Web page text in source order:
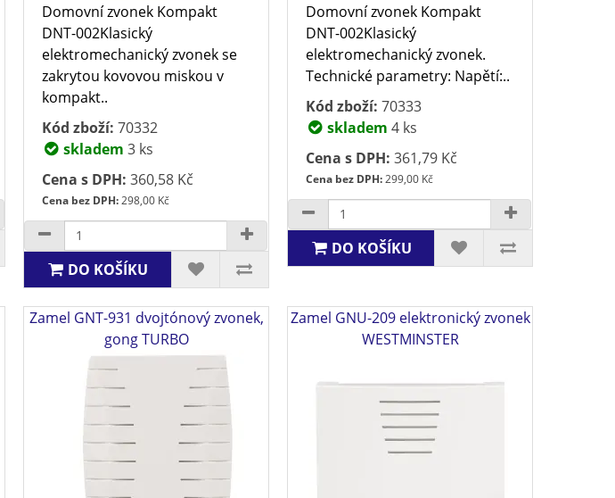
Domovní zvonek Kompakt
DNT-002Klasický
elektromechanický zvonek se
zakrytou kovovou miskou v
kompakt..
Kód zboží: 70332
skladem 3 ks
Cena s DPH: 360,58 Kč
Cena bez DPH:298,00 Kč
DO KOŠÍKU
Domovní zvonek Kompakt
DNT-002Klasický
elektromechanický zvonek.
Technické parametry: Napětí:..
Kód zboží: 70333
skladem 4 ks
Cena s DPH: 361,79 Kč
Cena bez DPH:299,00 Kč
DO KOŠÍKU
Zamel GNT-931 dvojtónový zvonek,
gong TURBO
Zamel GNU-209 elektronický zvonek
WESTMINSTER